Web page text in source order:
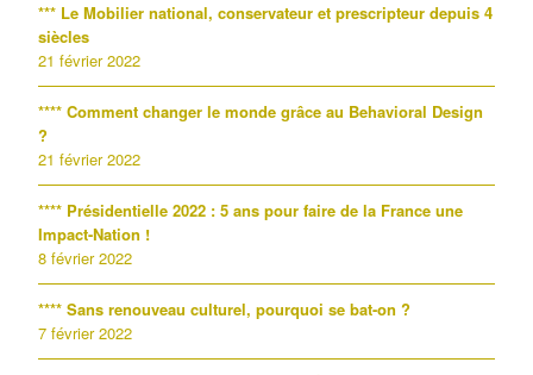
*** Le Mobilier national, conservateur et prescripteur depuis 4
siècles
21 février 2022
**** Comment changer le monde grâce au Behavioral Design
?
21 février 2022
**** Présidentielle 2022 : 5 ans pour faire de la France une
Impact-Nation !
8 février 2022
**** Sans renouveau culturel, pourquoi se bat-on ?
7 février 2022